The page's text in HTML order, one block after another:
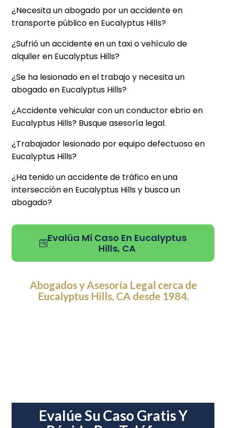
¿Necesita un abogado por un accidente en
transporte público en Eucalyptus Hills?
¿Sufrió un accidente en un taxi o vehículo de
alquiler en Eucalyptus Hills?
¿Se ha lesionado en el trabajo y necesita un
abogado en Eucalyptus Hills?
¿Accidente vehicular con un conductor ebrio en
Eucalyptus Hills? Busque asesoría legal.
¿Trabajador lesionado por equipo defectuoso en
Eucalyptus Hills?
¿Ha tenido un accidente de tráfico en una
intersección en Eucalyptus Hills y busca un
abogado?
Evalúa Mi Caso En Eucalyptus
Hills, CA
Abogados y Asesoría Legal cerca de
Eucalyptus Hills, CA desde 1984.
Evalúe Su Caso Gratis Y